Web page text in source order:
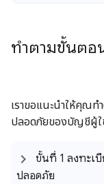
ทำตามขั้นตอ
เราขอแนะนำให้คุณท
ปลอดภัยของบัญชีผู้ใ
ขั้นที่ 1 ลงทะเ
ปลอดภัย